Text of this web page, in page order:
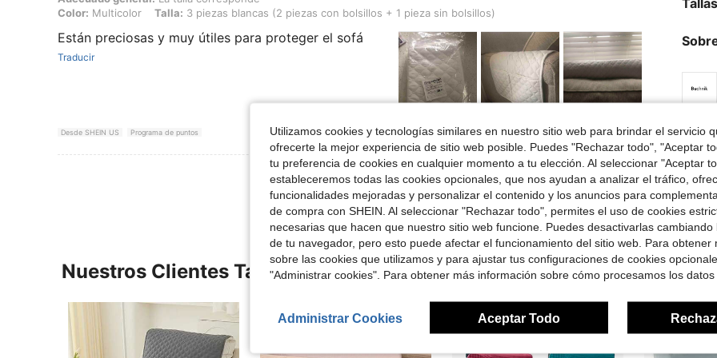
Color: Multicolor Talla: 3 piezas blancas (2 piezas con bolsillos + 1 pieza sin bolsillos)
Están preciosas y muy útiles para proteger el sofá
Traducir
Desde SHEIN US Programa de puntos Útil (0)
Ver Más Reseñas
Nuestros Clientes También Vieron
Utilizamos cookies y tecnologías similares en nuestro sitio web para brindar el servicio
ofrecerte la mejor experiencia de sitio web posible. Puedes "Rechazar todo", "Aceptar
tu preferencia de cookies en cualquier momento a tu elección. Al seleccionar "Aceptar
estableceremos todas las cookies opcionales, que nos ayudan a analizar el tráfico,
funcionalidades mejoradas y personalizar el contenido y los anuncios para
de compra con SHEIN. Al seleccionar "Rechazar todo", permites el uso de cookies
necesarias que hacen que nuestro sitio web funcione. Puedes desactivarlas cambiando
de tu navegador, pero esto puede afectar el funcionamiento del sitio web. Para obtener
sobre las cookies que utilizamos y para ajustar tus configuraciones de cookies
"Administrar cookies". Para obtener más información sobre cómo procesamos los datos
Administrar Cookies Aceptar Todo